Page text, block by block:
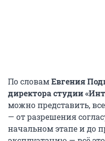
По словамЕвгения
директора студии
можно представить,
— от разрешения
начальном этапе и до